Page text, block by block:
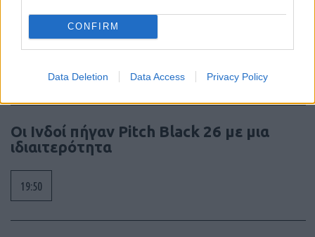
CONFIRM
Data Deletion Data Access Privacy Policy
Ναυμαχία του Gravelines, η μεγάλη
ισπανική αρμάδα σκορπίζει
Οι Ινδοί πήγαν Pitch Black 26 με μια
ιδιαιτερότητα
19:50